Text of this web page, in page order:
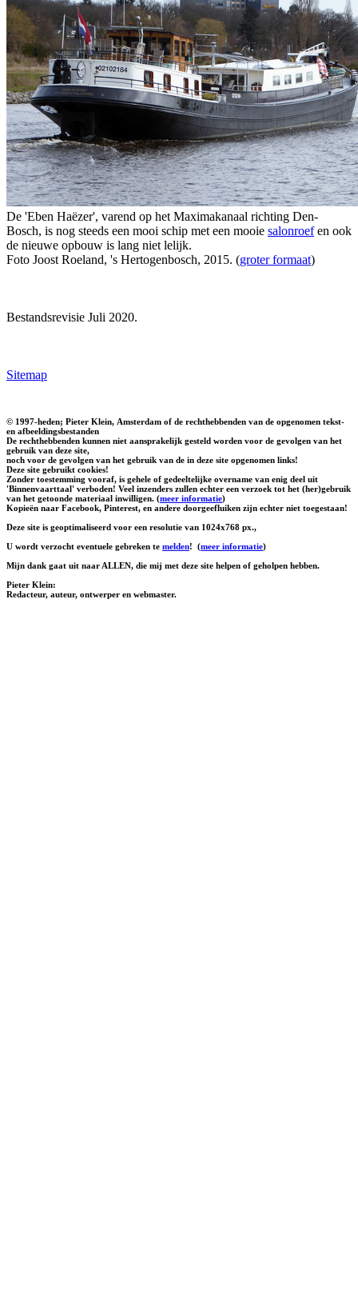
De 'Eben Haëzer', varend op het Maximakanaal richting Den-
Bosch, is nog steeds een mooi schip met een mooie salonroefen ook
de nieuwe opbouw is lang niet lelijk.
Foto Joost Roeland, 's Hertogenbosch, 2015. (groter formaat)
Bestandsrevisie Juli 2020.
Sitemap
© 1997-heden; Pieter Klein, Amsterdam of de rechthebbenden van de opgenomen tekst-
en afbeeldingsbestanden
De rechthebbenden kunnen niet aansprakelijk gesteld worden voor de gevolgen van het
gebruik van deze site,
noch voor de gevolgen van het gebruik van de in deze site opgenomen links!
Deze site gebruikt cookies!
Zonder toestemming vooraf, is gehele of gedeeltelijke overname van enig deel uit
'Binnenvaarttaal' verboden! Veel inzenders zullen echter een verzoek tot het (her)gebruik
van het getoonde materiaal inwilligen. (meer informatie)
Kopieën naar Facebook, Pinterest, en andere doorgeefluiken zijn echter niet toegestaan!
Deze site is geoptimaliseerd voor een resolutie van 1024x768 px.,
U wordt verzocht eventuele gebreken te melden! (meer informatie)
Mijn dank gaat uit naar ALLEN, die mij met deze site helpen of geholpen hebben.
Pieter Klein:
Redacteur, auteur, ontwerper en webmaster.